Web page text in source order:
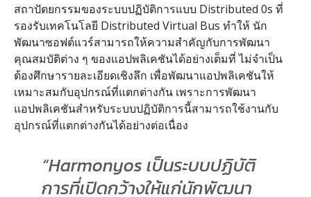
สถาปัตยกรรมของระบบปฏิบัติการแบบ Distributed 0s ที่
รองรับเทคโนโลยี Distributed Virtual Bus ทําให้ นัก
พัฒนาซอฟต์แวร์สามารถให้ความสําคัญกับการพัฒนา
คุณสมบัติต่าง ๆ ของแอปพลิเคชันได้อย่างเต็มที่ ไม่จําเป็น
ต้องศึกษารายละเอียดเชิงลึก เพื่อพัฒนาแอปพลิเคชันให้
เหมาะสมกับอุปกรณ์ที่แตกต่างกัน เพราะการพัฒนา
แอปพลิเคชันสําหรับระบบปฏิบัติการนี้สามารถใช้งานกับ
อุปกรณ์ที่แตกต่างกันได้อย่างต่อเนื่อง
“Harmonyos เป็นระบบปฏิบัติ
การที่เปิดกว้างให้แก่นักพัฒนา